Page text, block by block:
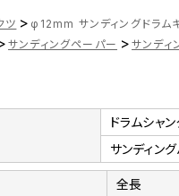
ツ > φ12mm サンディングドラム
サンディングペーパー > サンディ
ドラムシャン
サンディン
全長